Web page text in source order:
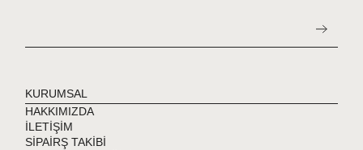
KURUMSAL
HAKKIMIZDA
İLETİŞİM
SİPAİRŞ TAKİBİ